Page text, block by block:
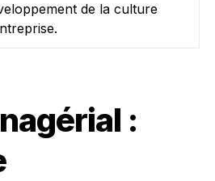
de la culture
: